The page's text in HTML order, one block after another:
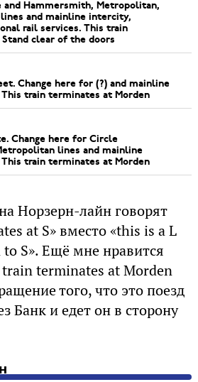
and Hammersmith, Metropolitan,
and mainline intercity,
rail services. This train
clear of the doors
Change here for (?) and mainline
train terminates at Morden
Change here for Circle
lines and mainline
train terminates at Morden
Норзерн-лайн говорят
at S» вместо «this is a L
S». Ещё мне нравится
terminates at Morden
того, что это поезд
Банк и едет он в сторону